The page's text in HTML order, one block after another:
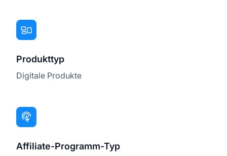
Produkttyp
Digitale Produkte
Affiliate-Programm-Typ